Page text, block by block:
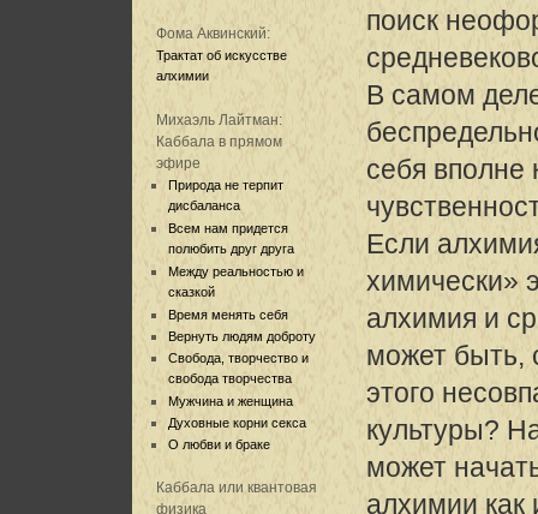
Фома Аквинский:
Трактат об искусстве
алхимии
Михаэль Лайтман:
Каббала в прямом
эфире
Природа не терпит
дисбаланса
Всем нам придется
полюбить друг друга
Между реальностью и
сказкой
Время менять себя
Вернуть людям доброту
Свобода, творчество и
свобода творчества
Мужчина и женщина
Духовные корни секса
О любви и браке
Каббала или квантовая
физика
поиск
В самом
себя вполне
Если
химически»
алхимия и
может быть,
этого
культуры?
может
алхимии как